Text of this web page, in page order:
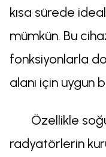
kısa sürede
mümkün. Bu
fonksiyonlarla
alanı için uygun
Özellikle
radyatörlerin